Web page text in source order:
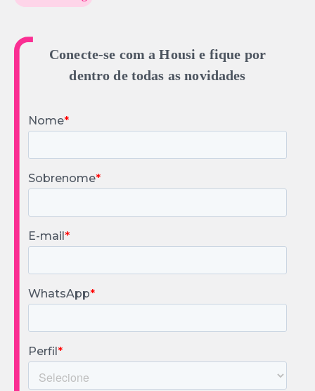
Conecte-se com a Housi e fique por
dentro de todas as novidades